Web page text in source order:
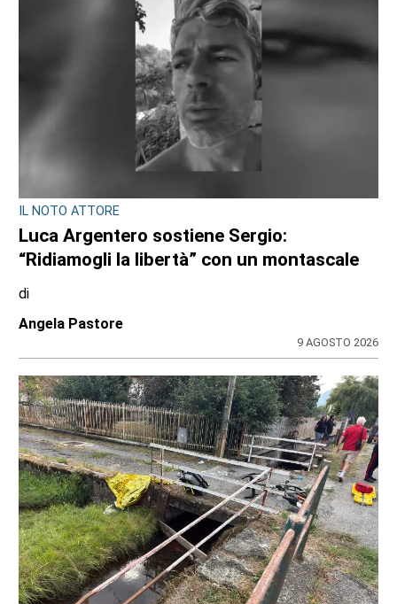
INIZIATIVA AL GRAN PARADISO
Corpi in quota al Rifugio Jervis: teatro,
yoga e musica tra le vette di Ceresole
di
Angela Pastore
10 AGOSTO 2026